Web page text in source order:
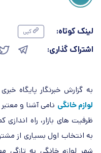
لینک کوتاه: کپی
اشتراک گذاری:
به گزارش خبرنگار پایگاه
لوازم خانگی نامی آشنا و
ظرفیت های بازار، راه
به انتخاب اول بسیاری از
شهر لوازم خانگی به